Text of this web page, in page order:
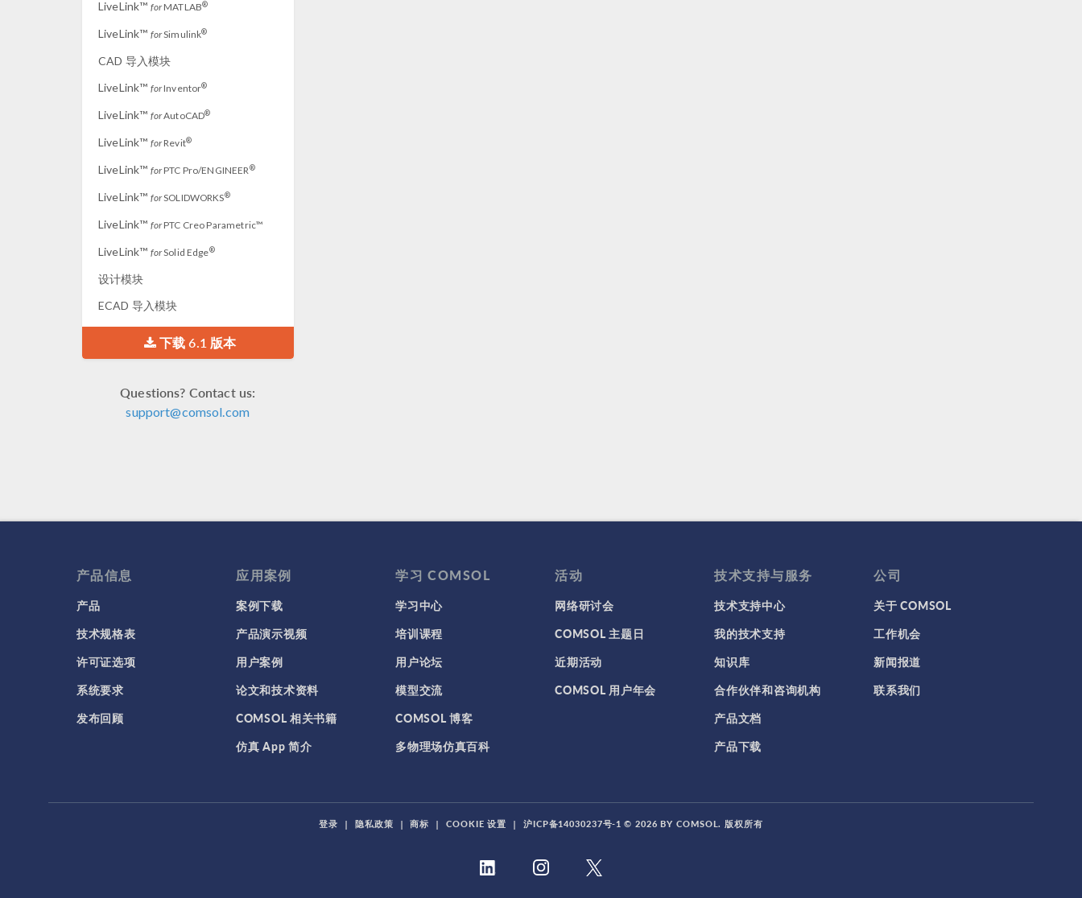
LiveLink™ forMATLAB®
LiveLink™ forSimulink®
CAD 导入模块
LiveLink™ forInventor®
LiveLink™ forAutoCAD®
LiveLink™ forRevit®
LiveLink™ forPTC Pro/ENGINEER®
LiveLink™ forSOLIDWORKS®
LiveLink™ forPTC Creo Parametric™
LiveLink™ forSolid Edge®
设计模块
ECAD 导入模块
下载 6.1 版本
Questions? Contact us:
support@comsol.com
产品信息
产品
技术规格表
许可证选项
系统要求
发布回顾
应用案例
案例下载
产品演示视频
用户案例
论文和技术资料
COMSOL 相关书籍
仿真 App 简介
学习 COMSOL
学习中心
培训课程
用户论坛
模型交流
COMSOL 博客
多物理场仿真百科
活动
网络研讨会
COMSOL 主题日
近期活动
COMSOL 用户年会
技术支持与服务
技术支持中心
我的技术支持
知识库
合作伙伴和咨询机构
产品文档
产品下载
公司
关于 COMSOL
工作机会
新闻报道
联系我们
登录 | 隐私政策 | 商标 | COOKIE 设置 | 沪ICP备14030237号-1 © 2026 BY COMSOL. 版权所有